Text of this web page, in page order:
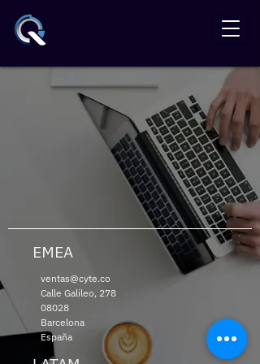
EMEA
ventas@cyte.co
Calle Galileo, 278
08028
Barcelona
España